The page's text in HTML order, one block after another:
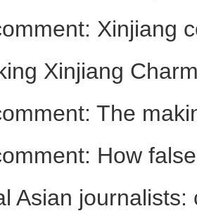
新疆阿勒泰：碧水穿林
Xinjiang
Xinjiang
The
How
Asian journalists: